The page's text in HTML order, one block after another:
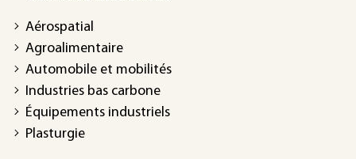
Aérospatial
Agroalimentaire
Automobile et mobilités
Industries bas carbone
Équipements industriels
Plasturgie